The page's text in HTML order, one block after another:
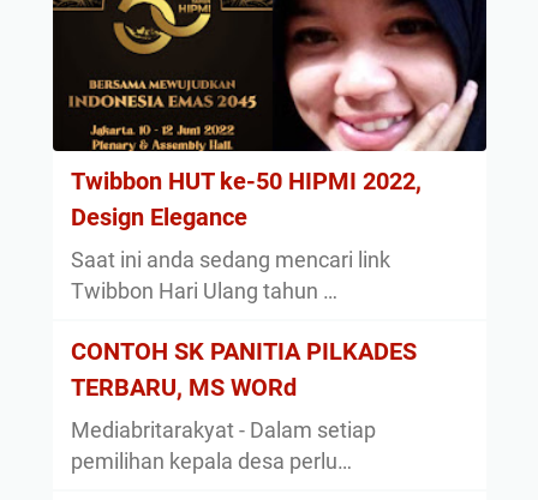
Twibbon HUT ke-50 HIPMI 2022,
Design Elegance
Saat ini anda sedang mencari link
Twibbon Hari Ulang tahun …
CONTOH SK PANITIA PILKADES
TERBARU, MS WORd
Mediabritarakyat - Dalam setiap
pemilihan kepala desa perlu…